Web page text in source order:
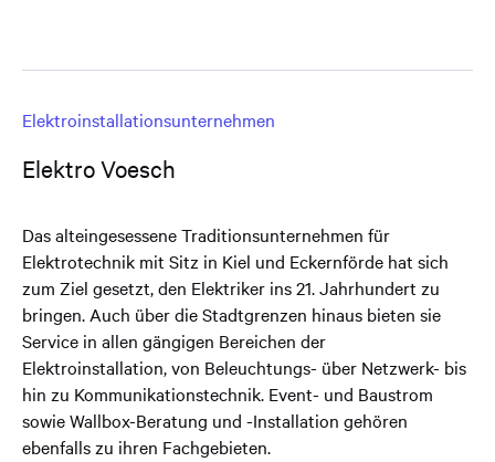
Elektroinstallationsunternehmen
Elektro Voesch
Das alteingesessene Traditionsunternehmen für
Elektrotechnik mit Sitz in Kiel und Eckernförde hat sich
zum Ziel gesetzt, den Elektriker ins 21. Jahrhundert zu
bringen. Auch über die Stadtgrenzen hinaus bieten sie
Service in allen gängigen Bereichen der
Elektroinstallation, von Beleuchtungs- über Netzwerk- bis
hin zu Kommunikationstechnik. Event- und Baustrom
sowie Wallbox-Beratung und -Installation gehören
ebenfalls zu ihren Fachgebieten.